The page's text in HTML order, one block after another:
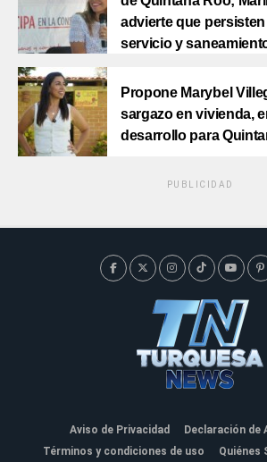
advierte que
servicio y
Propone Marybel
sargazo en vivienda,
desarrollo para
PUBLICIDAD
Aviso de Privacidad
Declaración de
Términos y condiciones de uso
Quiénes